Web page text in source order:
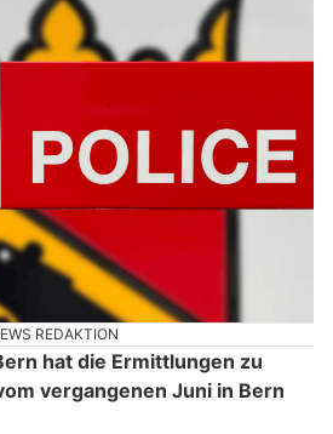
REDAKTION
hat die Ermittlungen zu
vergangenen Juni in Bern